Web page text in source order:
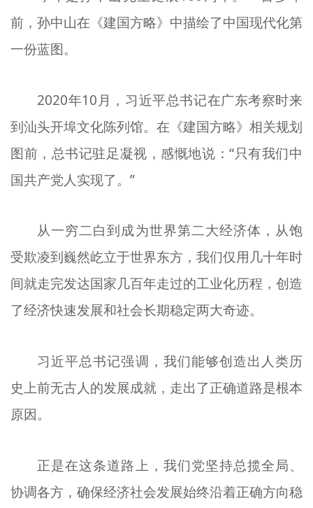
前，孙中山在《建国方略》中描绘了中国现代化第
一份蓝图。
2020年10月，习近平总书记在广东考察时来
到汕头开埠文化陈列馆。在《建国方略》相关规划
图前，总书记驻足凝视，感慨地说：“只有我们中
国共产党人实现了。”
从一穷二白到成为世界第二大经济体，从饱
受欺凌到巍然屹立于世界东方，我们仅用几十年时
间就走完发达国家几百年走过的工业化历程，创造
了经济快速发展和社会长期稳定两大奇迹。
习近平总书记强调，我们能够创造出人类历
史上前无古人的发展成就，走出了正确道路是根本
原因。
正是在这条道路上，我们党坚持总揽全局、
协调各方，确保经济社会发展始终沿着正确方向稳